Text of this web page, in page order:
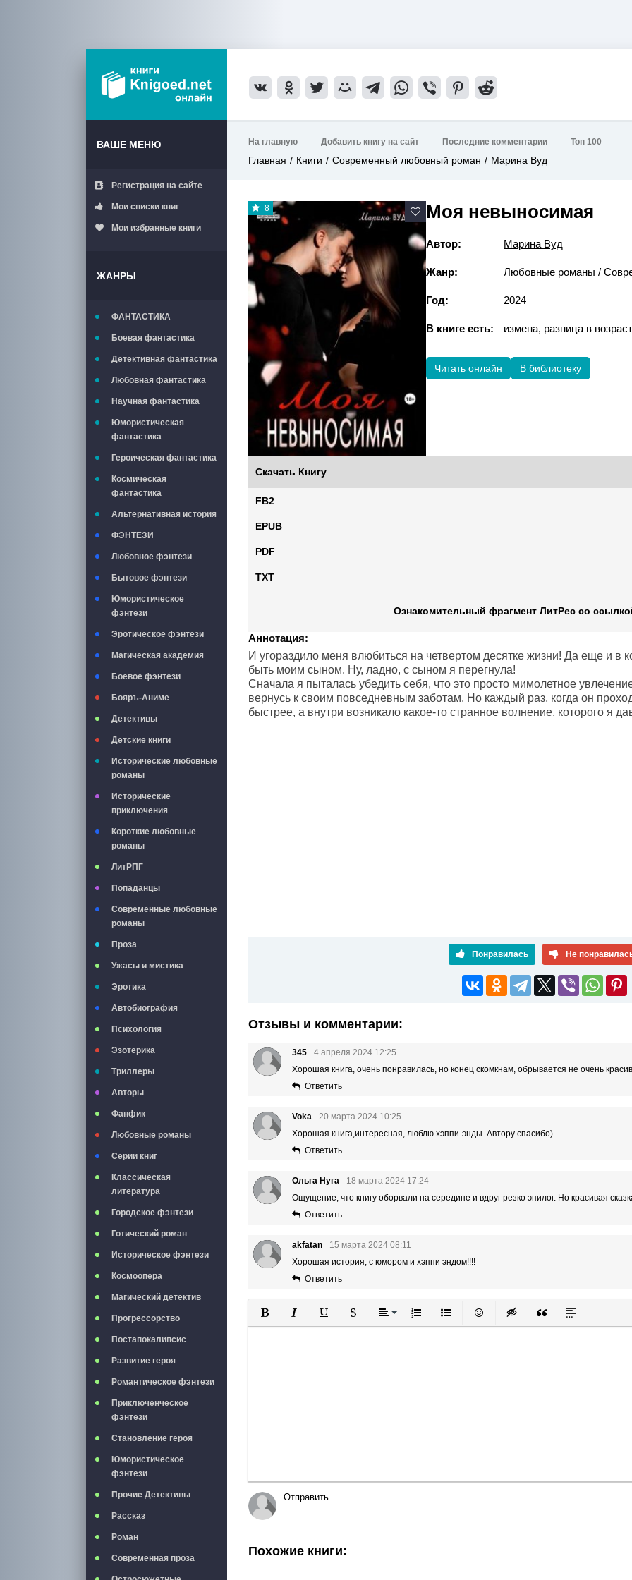
ВАШЕ МЕНЮ
Регистрация на сайте
Мои списки книг
Мои избранные книги
ЖАНРЫ
ФАНТАСТИКА
Боевая фантастика
Детективная фантастика
Любовная фантастика
Научная фантастика
Юмористическая
фантастика
Героическая фантастика
Космическая
фантастика
Альтернативная история
ФЭНТЕЗИ
Любовное фэнтези
Бытовое фэнтези
Юмористическое
фэнтези
Эротическое фэнтези
Магическая академия
Боевое фэнтези
Бояръ-Аниме
Детективы
Детские книги
Исторические любовные
романы
Исторические
приключения
Короткие любовные
романы
ЛитРПГ
Попаданцы
Современные любовные
романы
Проза
Ужасы и мистика
Эротика
Автобиография
Психология
Эзотерика
Триллеры
Авторы
Фанфик
Любовные романы
Серии книг
Классическая
литература
Городское фэнтези
Готический роман
Историческое фэнтези
Космоопера
Магический детектив
Прогрессорство
Постапокалипсис
Развитие героя
Романтическое фэнтези
Приключенческое
фэнтези
Становление героя
Юмористическое
фэнтези
Прочие Детективы
Рассказ
Роман
Современная проза
На главную Добавить книгу на сайт Последние комментарии Топ 100
Главная Книги Современный любовный роман Марина Вуд
8 Моя невыносимая
Автор: Марина Вуд
Жанр: Любовные романы /
Год: 2024
В книге есть: измена, разница в
Читать онлайн В библиотеку
Скачать Книгу
FB2
EPUB
PDF
TXT
Ознакомительный фрагмент ЛитРес со
Аннотация:
И угораздило меня влюбиться на четвертом десятке жизни! Да еще и в
быть моим сыном. Ну, ладно, с сыном я перегнула!
Сначала я пыталась убедить себя, что это просто мимолетное
вернусь к своим повседневным заботам. Но каждый раз, когда он
быстрее, а внутри возникало какое-то странное волнение, которого я
Понравилась Не
Отзывы и комментарии:
345
4 апреля 2024 12:25
Хорошая книга, очень понравилась, но конец скомкнам, обрывается не очень
Ответить
Voka
20 марта 2024 10:25
Хорошая книга,интересная, люблю хэппи-энды. Автору спасибо)
Ответить
Ольга Нуга
18 марта 2024 17:24
Ощущение, что книгу оборвали на середине и вдруг резко эпилог. Но красивая
Ответить
akfatan
15 марта 2024 08:11
Хорошая история, с юмором и хэппи эндом!!!!
Ответить
Полужирный
КурсивПодчеркнутый
ЗачеркнутыйВыравнивание
Нумерованный список
Маркированный список
Вставить смайлик
Вставка скрытого текста
Вставка цитаты
Вставка
Отправить
Похожие книги: